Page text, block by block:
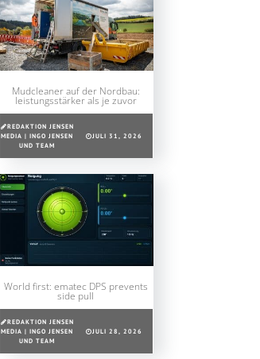
Mudcleaner auf der Nordbau:
leistungsstärker als je zuvor
REDAKTION JENSEN
MEDIA | INGO JENSEN
UND TEAM
JULI 31, 2026
World first: ematec DPS prevents
side pull
REDAKTION JENSEN
MEDIA | INGO JENSEN
UND TEAM
JULI 28, 2026